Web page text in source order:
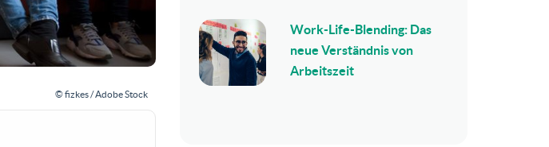
© fizkes / Adobe Stock
Work-Life-Blending: Das
neue Verständnis von
Arbeitszeit